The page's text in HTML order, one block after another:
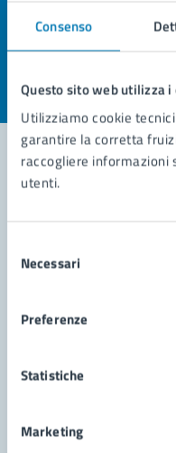
Consenso
Questo sito web utilizza i
Utilizziamo cookie
garantire la corretta
raccogliere informazioni
utenti.
delNecessari
Preferenze
Statistiche
Marketing
pagina?
Valuta 5
Valuta 4
Valuta 3 stelle
Valuta 2 stelle su 5
Valuta 1 stelle su 5
Richiedi assistenza
Prenota